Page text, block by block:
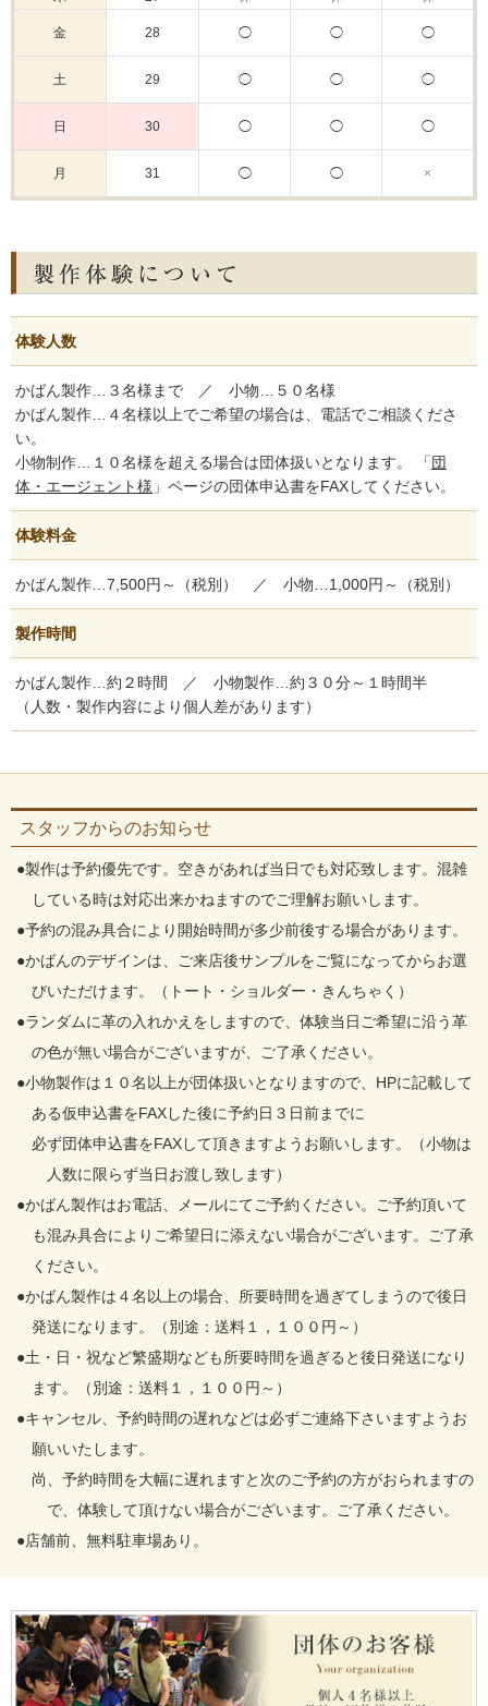
金 28 ◯ ◯ ◯
土 29 ◯ ◯ ◯
日 30 ◯ ◯ ◯
月 31 ◯ ◯ ×
体験人数
かばん製作…３名様まで ／ 小物…５０名様
かばん製作…４名様以上でご希望の場合は、電話でご相談くださ
い。
小物制作…１０名様を超える場合は団体扱いとなります。 「団
体・エージェント様 」ページの団体申込書をFAXしてください。
体験料金
かばん製作…7,500円～（税別） ／ 小物…1,000円～（税別）
製作時間
かばん製作…約２時間 ／ 小物製作…約３０分～１時間半
（人数・製作内容により個人差があります）
スタッフからのお知らせ
●製作は予約優先です。空きがあれば当日でも対応致します。混雑
している時は対応出来かねますのでご理解お願いします。
●予約の混み具合により開始時間が多少前後する場合があります。
●かばんのデザインは、ご来店後サンプルをご覧になってからお選
びいただけます。（トート・ショルダー・きんちゃく）
●ランダムに革の入れかえをしますので、体験当日ご希望に沿う革
の色が無い場合がございますが、ご了承ください。
●小物製作は１０名以上が団体扱いとなりますので、HPに記載して
ある仮申込書をFAXした後に予約日３日前までに
必ず団体申込書をFAXして頂きますようお願いします。（小物は
人数に限らず当日お渡し致します）
●かばん製作はお電話、メールにてご予約ください。ご予約頂いて
も混み具合によりご希望日に添えない場合がございます。ご了承
ください。
●かばん製作は４名以上の場合、所要時間を過ぎてしまうので後日
発送になります。（別途：送料１，１００円～）
●土・日・祝など繁盛期なども所要時間を過ぎると後日発送になり
ます。（別途：送料１，１００円～）
●キャンセル、予約時間の遅れなどは必ずご連絡下さいますようお
願いいたします。
尚、予約時間を大幅に遅れますと次のご予約の方がおられますの
で、体験して頂けない場合がございます。ご了承ください。
●店舗前、無料駐車場あり。